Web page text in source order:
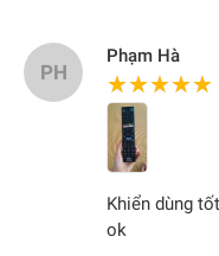
PH
Phạm Hà
★★★★★
★★★★★
Khiển dùng
ok